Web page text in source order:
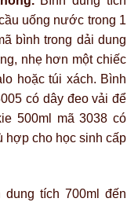
uống nước trong 1
bình trong dải dung
nhẹ hơn một chiếc
hoặc túi xách. Bình
có dây đeo vải để
500ml mã 3038 có
hợp cho học sinh cấp
dung tích 700ml đến